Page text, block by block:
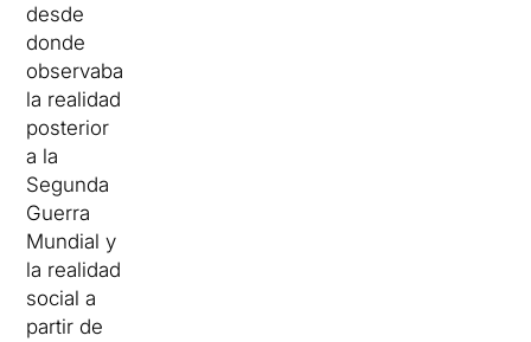
desde
donde
observaba
la realidad
posterior
a la
Segunda
Guerra
Mundial y
la realidad
social a
partir de